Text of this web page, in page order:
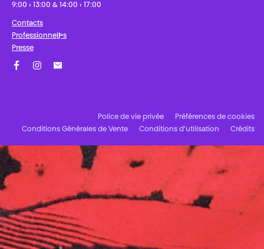
9:00 › 13:00 & 14:00 › 17:00
Contacts
Professionnel·les
Presse
Police de vie privée
Préférences de cookies
Conditions Générales de Vente
Conditions d’utilisation Crédits